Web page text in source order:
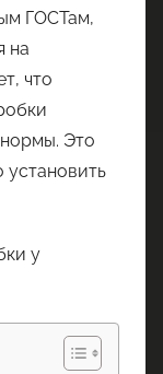
ГОСТам,
на
что
Это
установить